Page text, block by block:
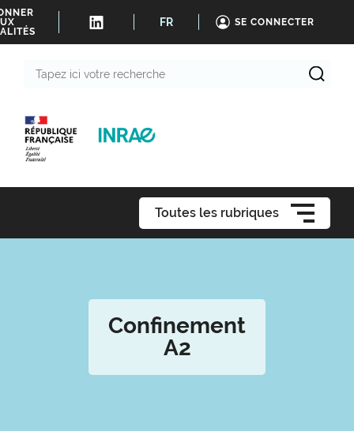
FR SE CONNECTER
Toutes les rubriques
Confinement
A2